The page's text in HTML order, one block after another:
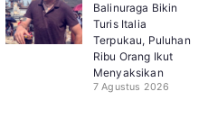
Balinuraga Bikin
Turis Italia
Terpukau, Puluhan
Ribu Orang Ikut
Menyaksikan
7 Agustus 2026